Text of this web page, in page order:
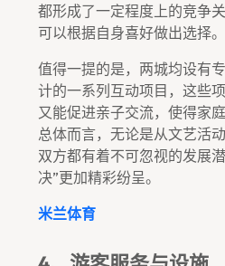
都形成了一定程度上的竞争
可以根据自身喜好做出选择。
值得一提的是，两城均设有
计的一系列互动项目，这些
又能促进亲子交流，使得家
总体而言，无论是从文艺活
双方都有着不可忽视的发展
决”更加精彩纷呈。
米兰体育